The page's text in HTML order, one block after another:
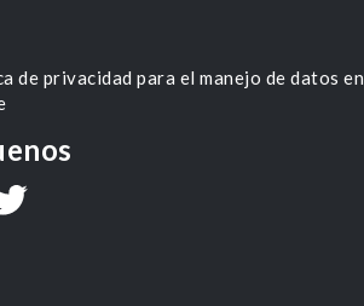
de privacidad para el manejo de datos en